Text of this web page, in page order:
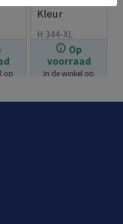
op
Op
voorraad
In de winkel op
Kleur
19.99
H 344-XL